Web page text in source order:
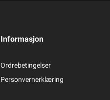
Informasjon
Ordrebetingelser
Personvernerklæring